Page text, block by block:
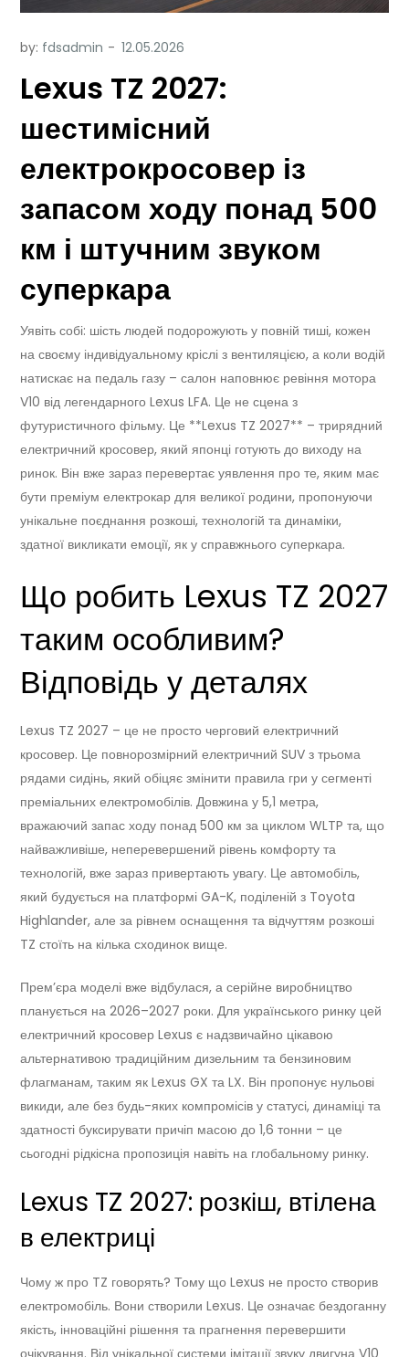
by: fdsadmin
Lexus TZ 2027:
шестимісний
електрокросовер із
запасом ходу понад 500
км і штучним звуком
суперкара
Уявіть собі: шість людей подорожують у повній тиші, кожен
на своєму індивідуальному кріслі з вентиляцією, а коли водій
натискає на педаль газу – салон наповнює ревіння мотора
V10 від легендарного Lexus LFA. Це не сцена з
футуристичного фільму. Це **Lexus TZ 2027** – трирядний
електричний кросовер, який японці готують до виходу на
ринок. Він вже зараз перевертає уявлення про те, яким має
бути преміум електрокар для великої родини, пропонуючи
унікальне поєднання розкоші, технологій та динаміки,
здатної викликати емоції, як у справжнього суперкара.
Що робить Lexus TZ 2027
таким особливим?
Відповідь у деталях
Lexus TZ 2027 – це не просто черговий електричний
кросовер. Це повнорозмірний електричний SUV з трьома
рядами сидінь, який обіцяє змінити правила гри у сегменті
преміальних електромобілів. Довжина у 5,1 метра,
вражаючий запас ходу понад 500 км за циклом WLTP та, що
найважливіше, неперевершений рівень комфорту та
технологій, вже зараз привертають увагу. Це автомобіль,
який будується на платформі GA-K, поділеній з Toyota
Highlander, але за рівнем оснащення та відчуттям розкоші
TZ стоїть на кілька сходинок вище.
Прем’єра моделі вже відбулася, а серійне виробництво
планується на 2026–2027 роки. Для українського ринку цей
електричний кросовер Lexus є надзвичайно цікавою
альтернативою традиційним дизельним та бензиновим
флагманам, таким як Lexus GX та LX. Він пропонує нульові
викиди, але без будь-яких компромісів у статусі, динаміці та
здатності буксирувати причіп масою до 1,6 тонни – це
сьогодні рідкісна пропозиція навіть на глобальному ринку.
Lexus TZ 2027: розкіш, втілена
в електриці
Чому ж про TZ говорять? Тому що Lexus не просто створив
електромобіль. Вони створили Lexus. Це означає бездоганну
якість, інноваційні рішення та прагнення перевершити
очікування. Від унікальної системи імітації звуку двигуна V10